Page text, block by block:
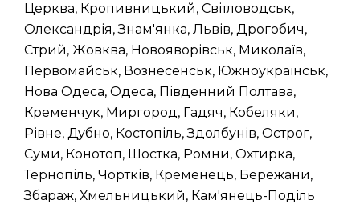
Церква, Кропивницький, Світловодськ,
Олександрія, Знам'янка, Львів, Дрогобич,
Стрий, Жовква, Новояворівськ, Миколаїв,
Первомайськ, Вознесенськ, Южноукраїнськ,
Нова Одеса, Одеса, Південний Полтава,
Кременчук, Миргород, Гадяч, Кобеляки,
Рівне, Дубно, Костопіль, Здолбунів, Острог,
Суми, Конотоп, Шостка, Ромни, Охтирка,
Тернопіль, Чортків, Кременець, Бережани,
Збараж, Хмельницький, Кам'янець-Поділь